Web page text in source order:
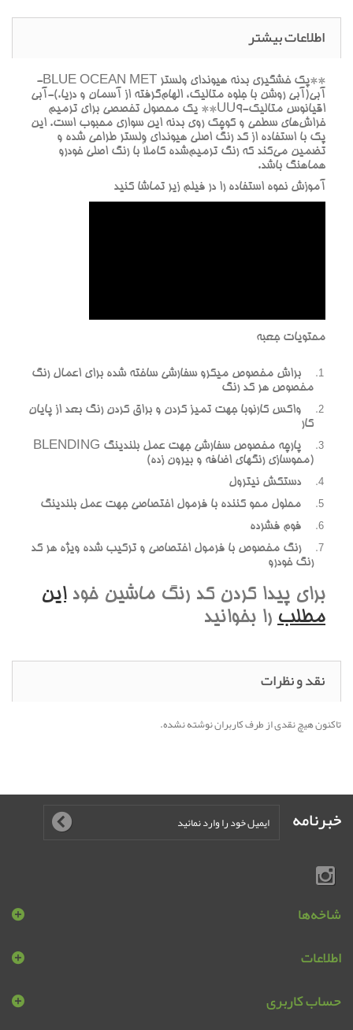
اطلاعات بیشتر
**پک خشگيري بدنه هيونداي ولستر BLUE OCEAN MET-
آبي(آبي روشن با جلوه متاليک، الهام‌گرفته از آسمان و دريا.)-آبي
اقيانوس متاليک-UU9** يک محصول تخصصي براي ترميم
خراش‌هاي سطحي و کوچک روي بدنه اين سواري محبوب است. اين
پک با استفاده از کد رنگ اصلي هيونداي ولستر طراحي شده و
تضمين مي‌کند که رنگ ترميم‌شده کاملاً با رنگ اصلي خودرو
هماهنگ باشد.
آموزش نحوه استفاده را در فيلم زير تماشا کنيد
محتويات جعبه
براش مخصوص ميکرو سفارشي ساخته شده براي اعمال رنگ
مخصوص هر کد رنگ
واکس کارنوبا جهت تميز کردن و براق کردن رنگ بعد از پايان
کار
پارچه مخصوص سفارشي جهت عمل بلندينگ BLENDING
(محوسازي رنگهاي اضافه و بيرون زده)
دستکش نيترول
محلول محو کننده با فرمول اختصاصي جهت عمل بلندينگ
فوم فشرده
رنگ مخصوص با فرمول اختصاصي و ترکيب شده ويژه هر کد
رنگ خودرو
براي پيدا کردن کد رنگ ماشين خوداين
مطلب را بخوانيد
نقد و نظرات
تاکنون هیچ نقدی از طرف کاربران نوشته نشده.
خبرنامه
شاخه‌ها
اطلاعات
حساب کاربری